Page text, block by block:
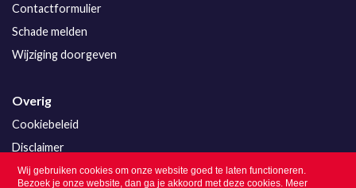
Wij gebruiken cookies om onze website goed te laten functioneren.
Bezoek je onze website, dan ga je akkoord met deze cookies. Meer
Contactformulier
Schade melden
Wijziging doorgeven
Overig
Cookiebeleid
Disclaimer
Privacy